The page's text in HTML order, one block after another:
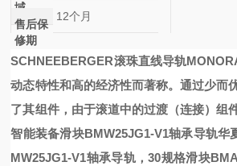
域
售后保
修期
12个月
SCHNEEBERGER滚珠直线导轨
动态特性和高的经济性而著称。通过少而
了其组件，由于滚道中的过渡（连接）组
智能装备滑块BMW25JG1-V1轴承导轨华
MW25JG1-V1轴承导轨 ，30规格滑块